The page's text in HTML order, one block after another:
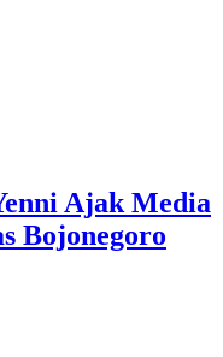
Ajak Media
Bojonegoro